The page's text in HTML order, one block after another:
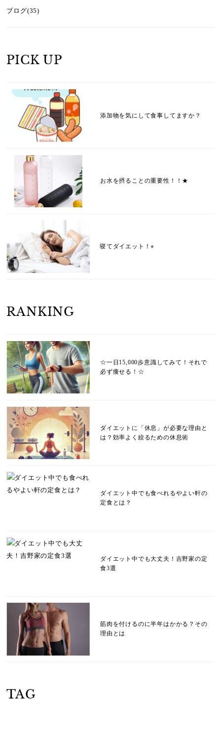
ブログ(35)
PICK UP
添加物を気にして食事してますか？
お水を摂ることの重要性！！★
寝てダイエット！⭐︎
RANKING
☆一日15,000歩意識してみて！それで
必ず痩せる！☆
ダイエットに「休息」が必要な理由と
は？効率よく絞るための休息術
ダイエット中でも食べれるやよい軒の
定食とは？
ダイエット中でも大丈夫！吉野家の定
食3選
筋肉を付けるのに半年はかかる？その
理由とは
TAG